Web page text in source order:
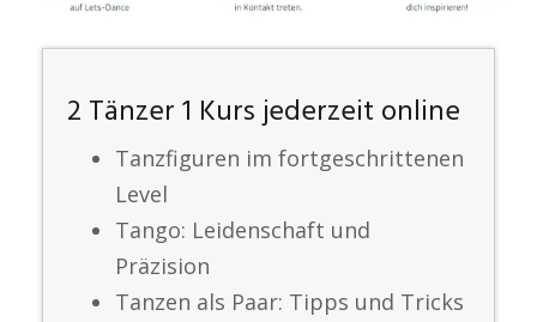
2 Tänzer 1 Kurs jederzeit online
Tanzfiguren im fortgeschrittenen
Level
Tango: Leidenschaft und
Präzision
Tanzen als Paar: Tipps und Tricks